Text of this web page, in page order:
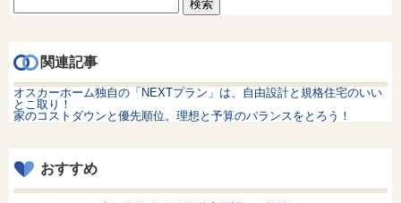
関連記事
オスカーホーム独自の「NEXTプラン」は、自由設計と規格住宅のいい
とこ取り！
家のコストダウンと優先順位。理想と予算のバランスをとろう！
おすすめ